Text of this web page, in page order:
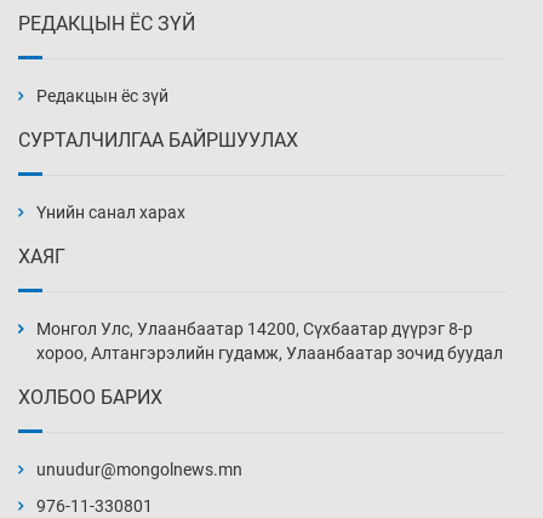
8 цаг 24 мин
8 цаг 54 мин
9 цаг 24 мин
хэмжээг шинэчлэн тогтоох нь
РЕДАКЦЫН ЁС ЗҮЙ
Редакцын ёс зүй
СУРТАЛЧИЛГАА БАЙРШУУЛАХ
Үнийн санал харах
ХАЯГ
Монгол Улс, Улаанбаатар 14200, Сүхбаатар дүүрэг 8-р
хороо, Алтангэрэлийн гудамж, Улаанбаатар зочид буудал
ХОЛБОО БАРИХ
unuudur@mongolnews.mn
976-11-330801